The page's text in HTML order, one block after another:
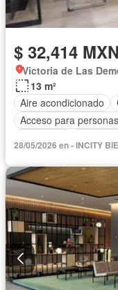
$ 32,414
Victoria de Las
13 m²
Aire acondicionado
Acceso para
28/05/2026 en - INCITY